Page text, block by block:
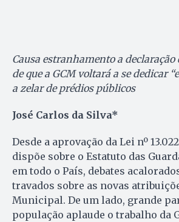
Causa estranhamento a declaração
de que a GCM voltará a se dedicar
a zelar de prédios públicos
José Carlos da Silva*
Desde a aprovação da Lei nº
dispõe sobre o Estatuto das
em todo o País, debates
travados sobre as novas
Municipal. De um lado, grande
população aplaude o trabalho da